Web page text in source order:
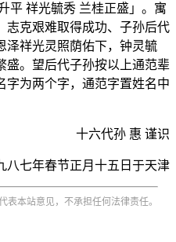
平 祥光毓秀 兰桂正盛」。寓
志克艰难取得成功、子孙后代
泽祥光灵照荫佑下，钟灵毓
盛。望后代子孙按以上通范辈
字为两个字，通范字置姓名中
十六代孙 惠 谨识
八七年春节正月十五日于天津
表本站意见，不承担任何法律责任。